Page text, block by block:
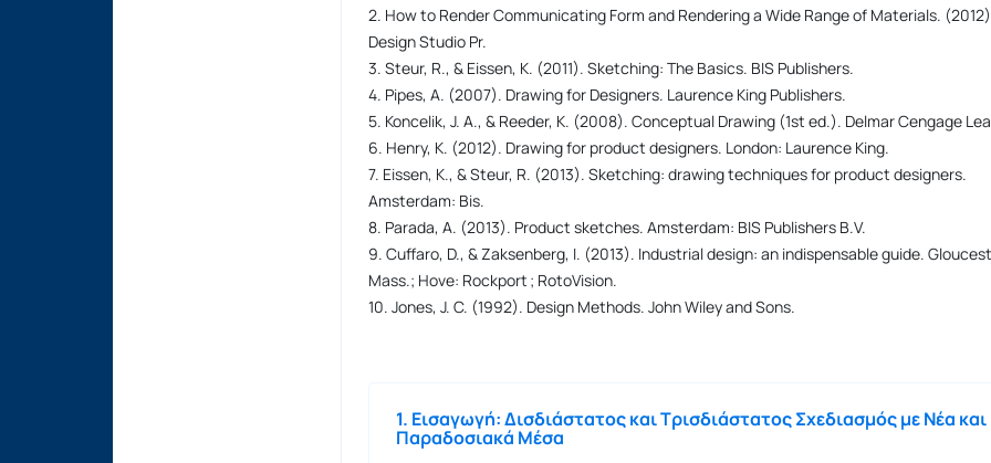
2. How to Render Communicating Form and Rendering a Wide Range of Materials.
Design Studio Pr.
3. Steur, R., & Eissen, K. (2011). Sketching: The Basics. BIS Publishers.
4. Pipes, A. (2007). Drawing for Designers. Laurence King Publishers.
5. Koncelik, J. A., & Reeder, K. (2008). Conceptual Drawing (1st ed.). Delmar Cengage
6. Henry, K. (2012). Drawing for product designers. London: Laurence King.
7. Eissen, K., & Steur, R. (2013). Sketching: drawing techniques for product designers.
Amsterdam: Bis.
8. Parada, A. (2013). Product sketches. Amsterdam: BIS Publishers B.V.
9. Cuffaro, D., & Zaksenberg, I. (2013). Industrial design: an indispensable guide.
Mass.; Hove: Rockport ; RotoVision.
10. Jones, J. C. (1992). Design Methods. John Wiley and Sons.
1. Εισαγωγή: Δισδιάστατος και Τρισδιάστατος Σχεδιασμός με Νέα και
Παραδοσιακά Μέσα